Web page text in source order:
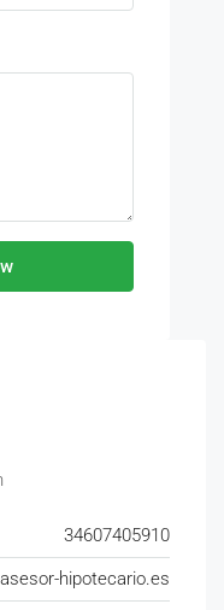
34607405910
hipotecario.es